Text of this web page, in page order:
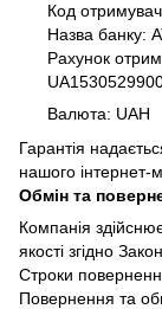
Код
Назва банку:
Рахунок
Валюта: UAH
Гарантія
нашого інтернет-
Обмін та
Компанія
якості згідно
Строки
Повернення та